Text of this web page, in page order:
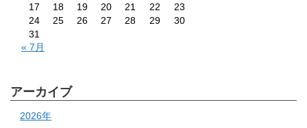
17
18 19 20 21 22
23
24
25 26 27 28 29
30
31
« 7月
アーカイブ
2026年